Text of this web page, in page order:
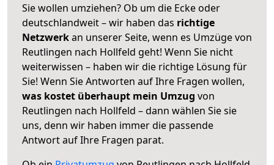
Sie wollen umziehen? Ob um die Ecke oder
deutschlandweit – wir haben das richtige
Netzwerkan unserer Seite, wenn es Umzüge von
Reutlingen nach Hollfeld geht! Wenn Sie nicht
weiterwissen – haben wir die richtige Lösung für
Sie! Wenn Sie Antworten auf Ihre Fragen wollen,
was kostet überhaupt mein Umzug von
Reutlingen nach Hollfeld – dann wählen Sie sie
uns, denn wir haben immer die passende
Antwort auf Ihre Fragen parat.